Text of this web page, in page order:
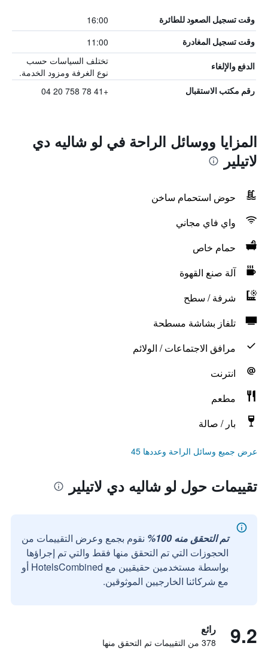
وقت تسجيل الصعود للطائرة 16:00
وقت تسجيل المغادرة 11:00
الدفع والإلغاء
تختلف السياسات حسب
نوع الغرفة ومزود الخدمة.
رقم مكتب الاستقبال +41 78 758 20 04
المزايا ووسائل الراحة في لو شاليه دي
لاتيلير
حوض استحمام ساخن
واي فاي مجاني
حمام خاص
آلة صنع القهوة
شرفة / سطح
تلفاز بشاشة مسطحة
مرافق الاجتماعات / الولائم
انترنت
مطعم
بار / صالة
عرض جميع وسائل الراحة وعددها 45
تقييمات حول لو شاليه دي لاتيلير
تم التحقق منه 100%
نقوم بجمع وعرض التقييمات من
الحجوزات التي تم التحقق منها فقط والتي تم إجراؤها
بواسطة مستخدمين حقيقيين مع HotelsCombined أو
مع شركائنا الخارجيين الموثوقين.
9.2 رائع
378 من التقييمات تم التحقق منها